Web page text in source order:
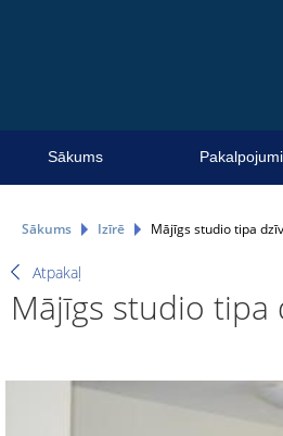
Sākums Pakalpojumi
Sākums Izīrē Mājīgs studio tipa
Atpakaļ
Mājīgs studio tipa